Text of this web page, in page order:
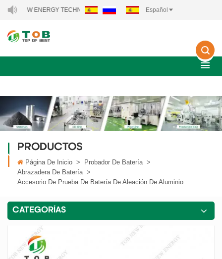
NEW ENERGY TECHNOLOGY CO., LTD.. Español
PRODUCTOS
Página De Inicio > Probador De Batería >
Abrazadera De Batería >
Accesorio De Prueba De Batería De Aleación De Aluminio
CATEGORÍAS